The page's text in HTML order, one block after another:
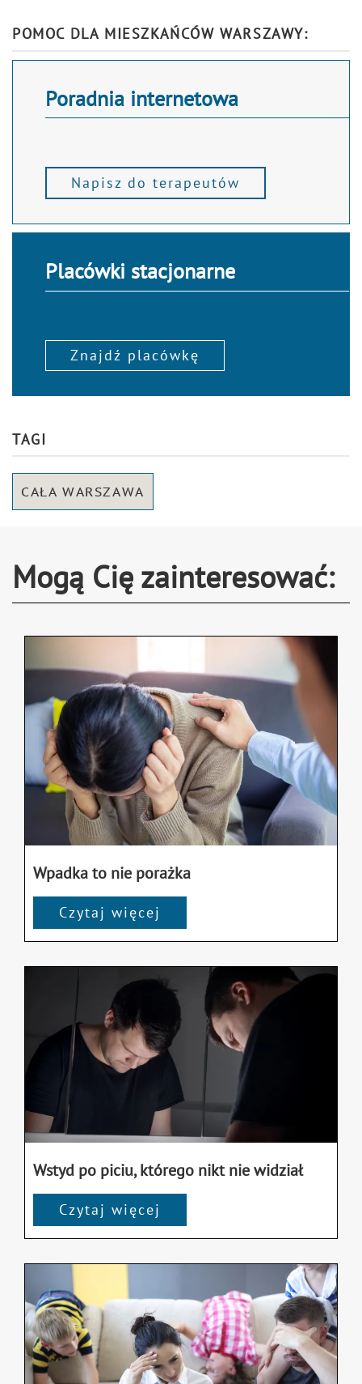
POMOC DLA MIESZKAŃCÓW WARSZAWY:
Poradnia internetowa
Napisz do terapeutów
Placówki stacjonarne
Znajdź placówkę
TAGI
CAŁA WARSZAWA
Mogą Cię zainteresować:
Wpadka to nie porażka
Czytaj więcej
Wstyd po piciu, którego nikt nie widział
Czytaj więcej